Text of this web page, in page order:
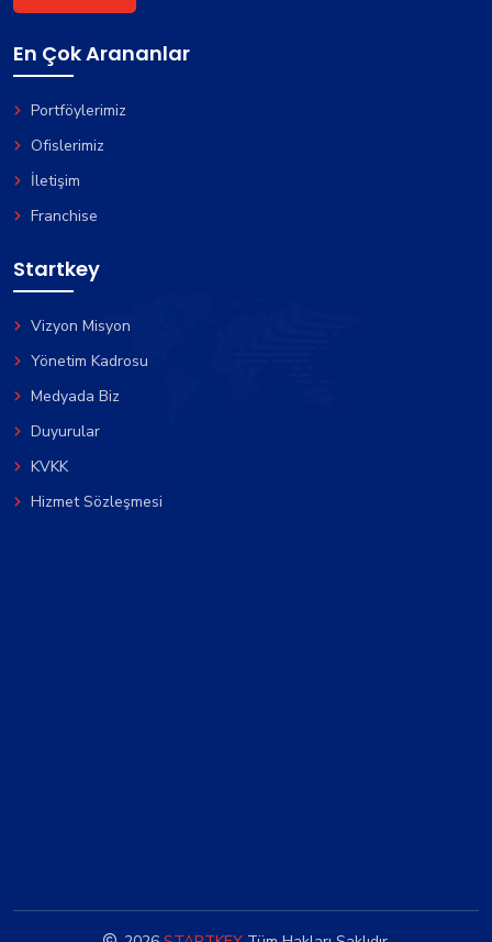
En Çok Arananlar
Portföylerimiz
Ofislerimiz
İletişim
Franchise
Startkey
Vizyon Misyon
Yönetim Kadrosu
Medyada Biz
Duyurular
KVKK
Hizmet Sözleşmesi